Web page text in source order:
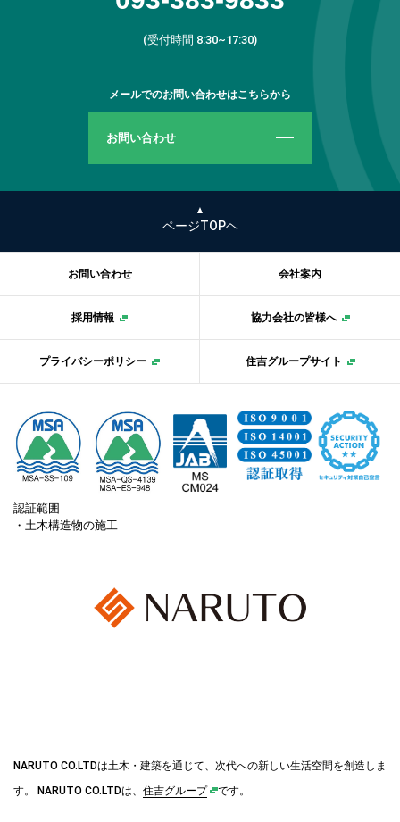
(受付時間 8:30~17:30)
メールでのお問い合わせはこちらから
お問い合わせ
ページTOPヘ
お問い合わせ 会社案内
採用情報 協力会社の皆様へ
プライバシーポリシー 住吉グループサイト
認証範囲
・土木構造物の施工
NARUTO CO.LTDは土木・建築を通じて、次代への新しい生活空間を創造しま
す。
NARUTO CO.LTDは、 住吉グループです。